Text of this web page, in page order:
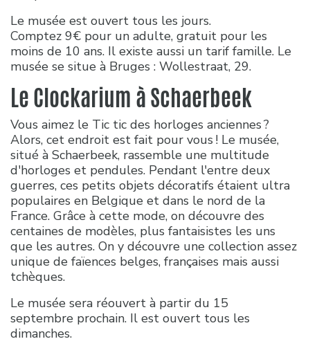
Le musée est ouvert tous les jours.
Comptez 9€ pour un adulte, gratuit pour les
moins de 10 ans. Il existe aussi un tarif famille. Le
musée se situe à Bruges : Wollestraat, 29.
Le Clockarium à Schaerbeek
Vous aimez le Tic tic des horloges anciennes ?
Alors, cet endroit est fait pour vous ! Le musée,
situé à Schaerbeek, rassemble une multitude
d'horloges et pendules. Pendant l'entre deux
guerres, ces petits objets décoratifs étaient ultra
populaires en Belgique et dans le nord de la
France. Grâce à cette mode, on découvre des
centaines de modèles, plus fantaisistes les uns
que les autres. On y découvre une collection assez
unique de faïences belges, françaises mais aussi
tchèques.
Le musée sera réouvert à partir du 15
septembre prochain. Il est ouvert tous les
dimanches.